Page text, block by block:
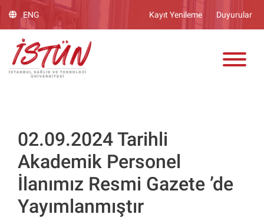
dikkat:
web
sitesinde,
erişilebilirliği
BiClick"
sistemi
bulunur.
ENG Kayıt Yenileme Duyurular
02.09.2024 Tarihli
Akademik Personel
İlanımız Resmi Gazete ’de
Yayımlanmıştır